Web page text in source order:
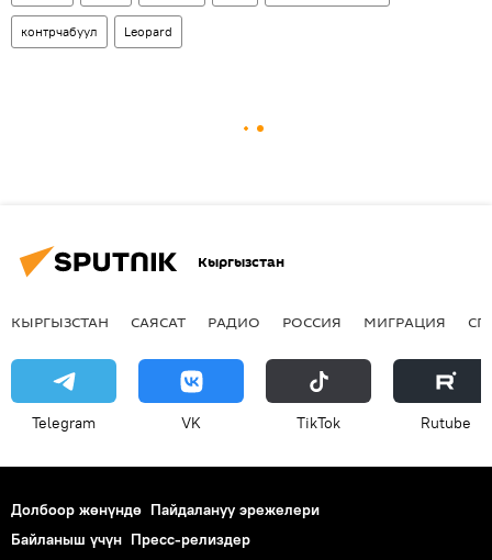
контрчабуул Leopard
Кыргызстан
КЫРГЫЗСТАН САЯСАТ РАДИО РОССИЯ МИГРАЦИЯ
Telegram VK ТikТоk Rutube
Долбоор жөнүндө Пайдалануу эрежелери
Байланыш үчүн Пресс-релиздер